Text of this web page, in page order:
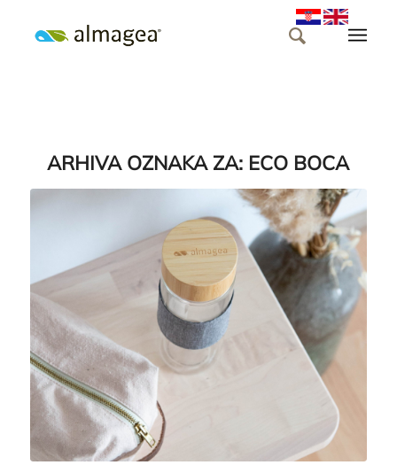
ARHIVA OZNAKA ZA: ECO BOCA